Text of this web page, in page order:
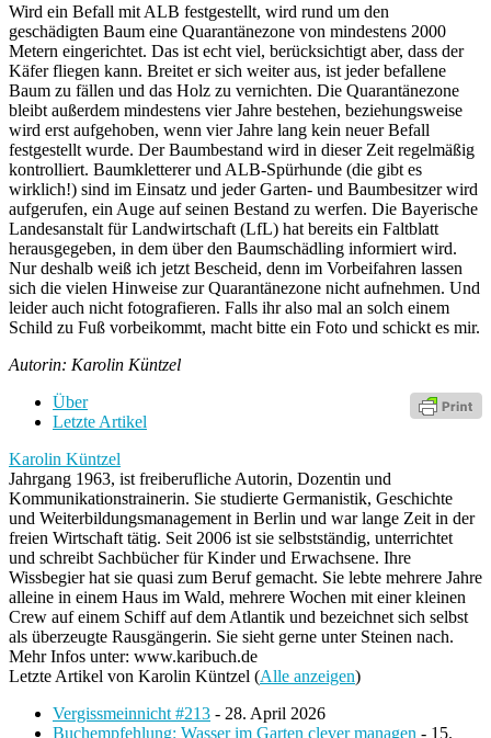
Wird ein Befall mit ALB festgestellt, wird rund um den
geschädigten Baum eine Quarantänezone von mindestens 2000
Metern eingerichtet. Das ist echt viel, berücksichtigt aber, dass der
Käfer fliegen kann. Breitet er sich weiter aus, ist jeder befallene
Baum zu fällen und das Holz zu vernichten. Die Quarantänezone
bleibt außerdem mindestens vier Jahre bestehen, beziehungsweise
wird erst aufgehoben, wenn vier Jahre lang kein neuer Befall
festgestellt wurde. Der Baumbestand wird in dieser Zeit regelmäßig
kontrolliert. Baumkletterer und ALB-Spürhunde (die gibt es
wirklich!) sind im Einsatz und jeder Garten- und Baumbesitzer wird
aufgerufen, ein Auge auf seinen Bestand zu werfen. Die Bayerische
Landesanstalt für Landwirtschaft (LfL) hat bereits ein Faltblatt
herausgegeben, in dem über den Baumschädling informiert wird.
Nur deshalb weiß ich jetzt Bescheid, denn im Vorbeifahren lassen
sich die vielen Hinweise zur Quarantänezone nicht aufnehmen. Und
leider auch nicht fotografieren. Falls ihr also mal an solch einem
Schild zu Fuß vorbeikommt, macht bitte ein Foto und schickt es mir.
Autorin: Karolin Küntzel
Über
Letzte Artikel
Karolin Küntzel
Jahrgang 1963, ist freiberufliche Autorin, Dozentin und
Kommunikationstrainerin. Sie studierte Germanistik, Geschichte
und Weiterbildungsmanagement in Berlin und war lange Zeit in der
freien Wirtschaft tätig. Seit 2006 ist sie selbstständig, unterrichtet
und schreibt Sachbücher für Kinder und Erwachsene. Ihre
Wissbegier hat sie quasi zum Beruf gemacht. Sie lebte mehrere Jahre
alleine in einem Haus im Wald, mehrere Wochen mit einer kleinen
Crew auf einem Schiff auf dem Atlantik und bezeichnet sich selbst
als überzeugte Rausgängerin. Sie sieht gerne unter Steinen nach.
Mehr Infos unter: www.karibuch.de
Letzte Artikel von Karolin Küntzel (Alle anzeigen)
Vergissmeinnicht #213 - 28. April 2026
Buchempfehlung: Wasser im Garten clever managen - 15.